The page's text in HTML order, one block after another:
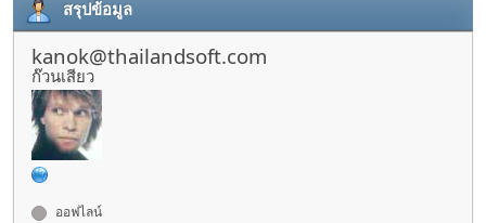
สรุปข้อมูล
kanok@thailandsoft.com
ก๊วนเสียว
ออฟไลน์